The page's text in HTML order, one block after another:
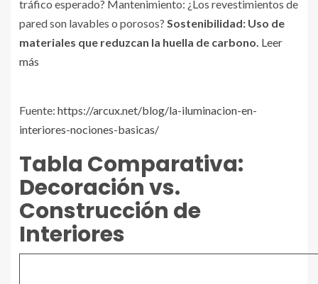
tráfico esperado? Mantenimiento: ¿Los revestimientos de
pared son lavables o porosos? Sostenibilidad: Uso de
materiales que reduzcan la huella de carbono. Leer
más
Fuente: https://arcux.net/blog/la-iluminacion-en-
interiores-nociones-basicas/
Tabla Comparativa:
Decoración vs.
Construcción de
Interiores